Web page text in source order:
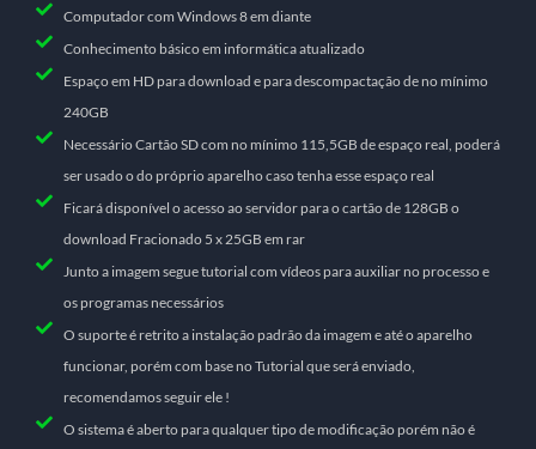
Computador com Windows 8 em diante
Conhecimento básico em informática atualizado
Espaço em HD para download e para descompactação de no mínimo
240GB
Necessário Cartão SD com no mínimo 115,5GB de espaço real, poderá
ser usado o do próprio aparelho caso tenha esse espaço real
Ficará disponível o acesso ao servidor para o cartão de 128GB o
download Fracionado 5 x 25GB em rar
Junto a imagem segue tutorial com vídeos para auxiliar no processo e
os programas necessários
O suporte é retrito a instalação padrão da imagem e até o aparelho
funcionar, porém com base no Tutorial que será enviado,
recomendamos seguir ele !
O sistema é aberto para qualquer tipo de modificação porém não é